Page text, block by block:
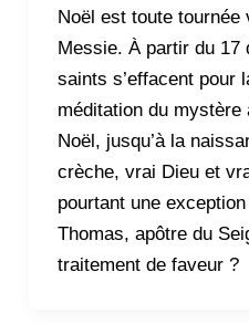
Noël est toute tournée
Messie. À partir du 17
saints s’effacent pour
méditation du mystère
Noël, jusqu’à la
crèche, vrai Dieu et
pourtant une
Thomas, apôtre du
traitement de faveur ?